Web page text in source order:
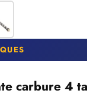
carbure 4